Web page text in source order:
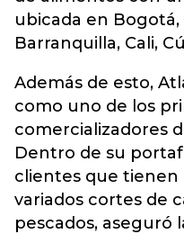
ubicada en
Barranquilla, Cali,
Además de esto,
como uno de los
comercializadores
Dentro de su
clientes que
variados cortes de
pescados, aseguró